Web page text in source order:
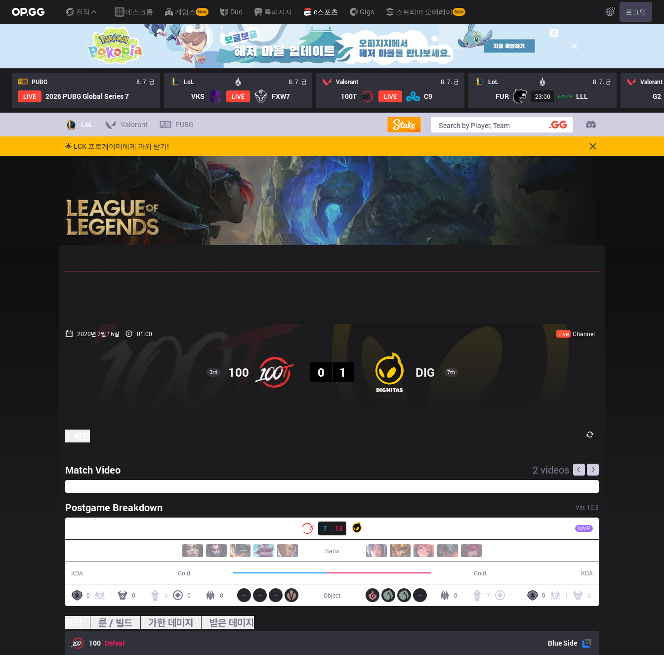
전적 데스크톱 게임즈 New Duo 톡피지지 e스포츠 Gigs 스트리머 오버레이 New KO 로그인
PUBG
8. 7. 금
LIVE
2026 PUBG Global Series 7
LoL 8. 7. 금
VKS LIVE FXW7
Valorant 8. 7. 금
100T LIVE C9
LoL 8. 7. 금
FUR 23:00 LLL
Valorant
G2
LoL Valorant PUBG
🌟 LCK 프로게이머에게 과외 받기!
2020년 2월 16일 01:00 Live Channel
3rd 100
0
1 DIG 7th
Match Video 2 videos
Postgame Breakdown Ver. 10.3
7
13 MVP
Bans
KDA Gold Gold KDA
0 1 0 4 0 0 0 1 2
7 1
0
Object
룬 / 빌드 가한 데미지 받은 데미지
100 Defeat BlueSide